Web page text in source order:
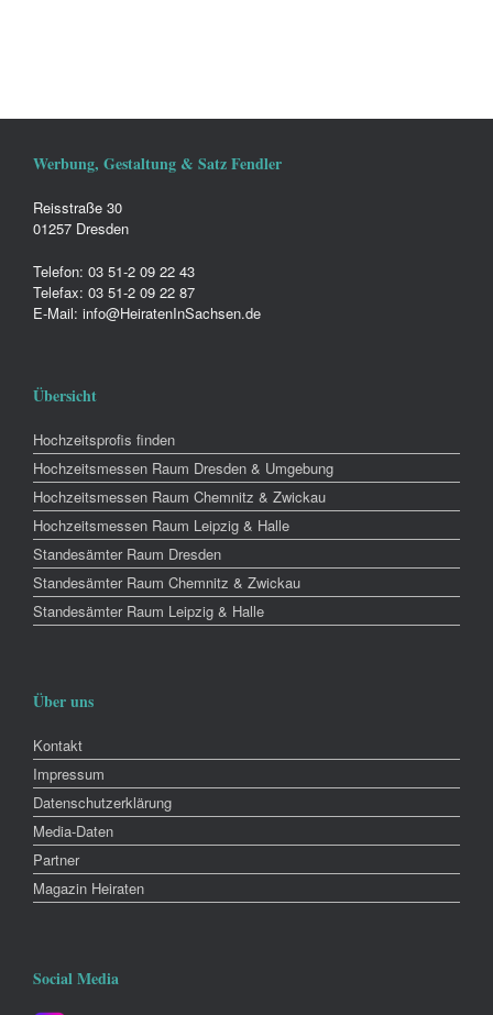
Werbung, Gestaltung & Satz Fendler
Reisstraße 30
01257 Dresden
Telefon: 03 51-2 09 22 43
Telefax: 03 51-2 09 22 87
E-Mail: info@HeiratenInSachsen.de
Übersicht
Hochzeitsprofis finden
Hochzeitsmessen Raum Dresden & Umgebung
Hochzeitsmessen Raum Chemnitz & Zwickau
Hochzeitsmessen Raum Leipzig & Halle
Standesämter Raum Dresden
Standesämter Raum Chemnitz & Zwickau
Standesämter Raum Leipzig & Halle
Über uns
Kontakt
Impressum
Datenschutzerklärung
Media-Daten
Partner
Magazin Heiraten
Social Media